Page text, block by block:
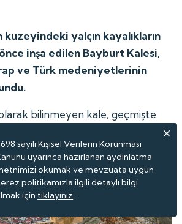
yalçın kayalıkların
inşa edilen Bayburt Kalesi,
ve Türk medeniyetlerinin
bilinmeyen kale, geçmişte
sivil yerleşim amaçlı kullanıldı.
sayılı Kişisel Verilerin Korunması
uyarınca hazırlanan aydınlatma
okumak ve mevzuata uygun
politikamızla ilgili detaylı bilgi
için tıklayınız .